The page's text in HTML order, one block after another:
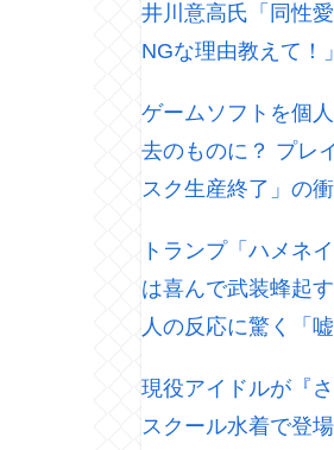
井川意高氏「同性
NGな理由教えて！」
ゲームソフトを個
去のものに？ プレ
スク生産終了」の
トランプ「ハメネ
は喜んで武装蜂起
人の反応に驚く「嘘
現役アイドルが『
スクール水着で登